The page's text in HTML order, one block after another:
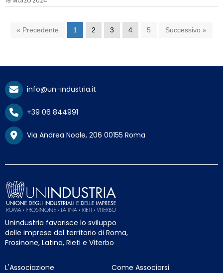
« Precedente 1 2 3 4 5 Successivo »
info@un-industria.it
+39 06 844991
Via Andrea Noale, 206 00155 Roma
Unindustria favorisce lo sviluppo
delle imprese del territorio di Roma,
Frosinone, Latina, Rieti e Viterbo
L'Associazione
Come Associarsi